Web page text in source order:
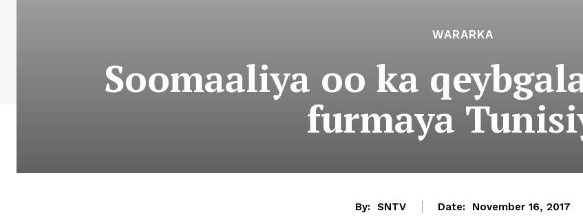
WARARKA
Soomaaliya oo ka
furmaya
By: SNTV Date: November 16, 2017